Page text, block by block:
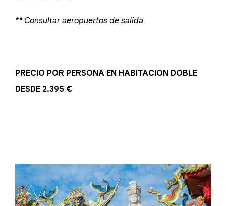
** Consultar aeropuertos de salida
PRECIO POR PERSONA EN HABITACION DOBLE
DESDE 2.395 €